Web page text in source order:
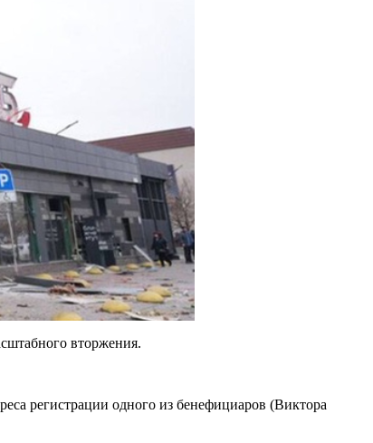
вторжения.
регистрации одного из бенефициаров (Виктора